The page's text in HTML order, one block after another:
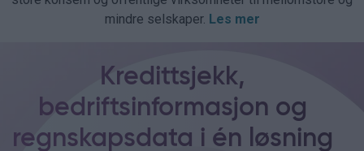
mindre selskaper. Les mer
Kredittsjekk,
bedriftsinformasjon og
regnskapsdata i én løsning